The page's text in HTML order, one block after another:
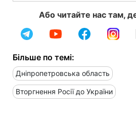
Або читайте нас там,
Більше по темі:
Дніпропетровська область
Вторгнення Росії до України